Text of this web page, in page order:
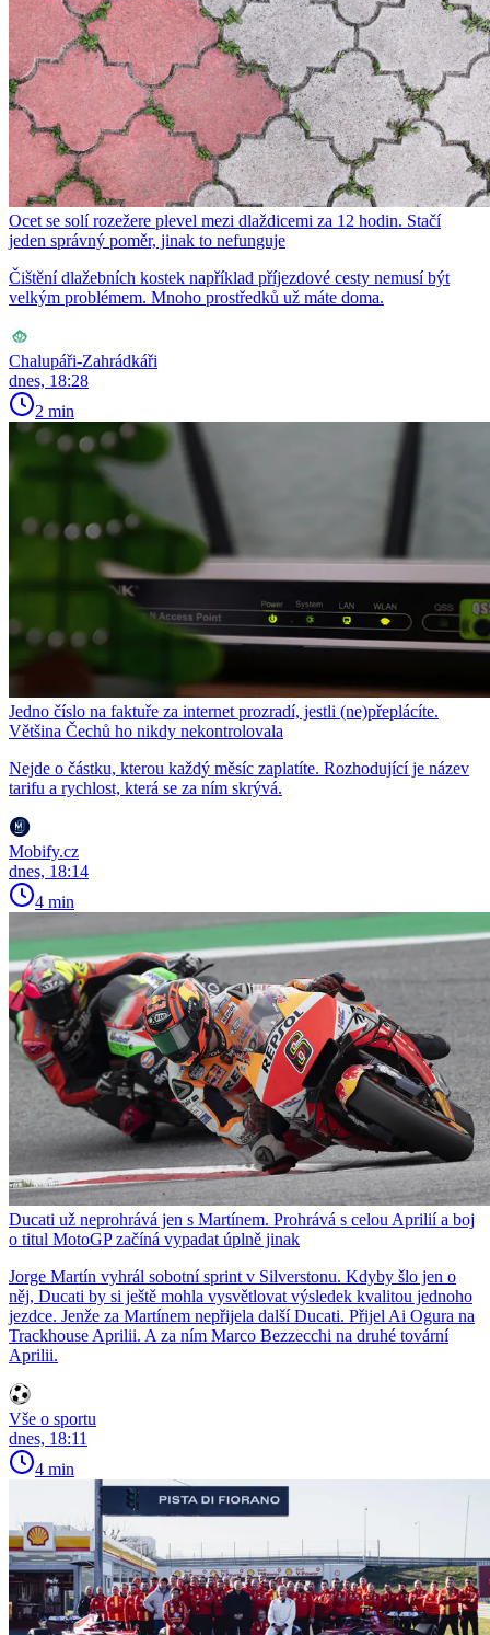
Ocet se solí rozežere plevel mezi dlaždicemi za 12 hodin. Stačí
jeden správný poměr, jinak to nefunguje
Čištění dlažebních kostek například příjezdové cesty nemusí být
velkým problémem. Mnoho prostředků už máte doma.
Chalupáři-Zahrádkáři
dnes, 18:28
2 min
Jedno číslo na faktuře za internet prozradí, jestli (ne)přeplácíte.
Většina Čechů ho nikdy nekontrolovala
Nejde o částku, kterou každý měsíc zaplatíte. Rozhodující je název
tarifu a rychlost, která se za ním skrývá.
Mobify.cz
dnes, 18:14
4 min
Ducati už neprohrává jen s Martínem. Prohrává s celou Aprilií a boj
o titul MotoGP začíná vypadat úplně jinak
Jorge Martín vyhrál sobotní sprint v Silverstonu. Kdyby šlo jen o
něj, Ducati by si ještě mohla vysvětlovat výsledek kvalitou jednoho
jezdce. Jenže za Martínem nepřijela další Ducati. Přijel Ai Ogura na
Trackhouse Aprilii. A za ním Marco Bezzecchi na druhé tovární
Aprilii.
Vše o sportu
dnes, 18:11
4 min